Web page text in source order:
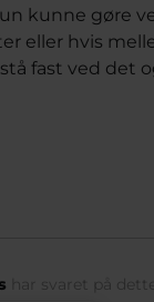
kunne gøre
eller hvis
fast ved det
har svaret på